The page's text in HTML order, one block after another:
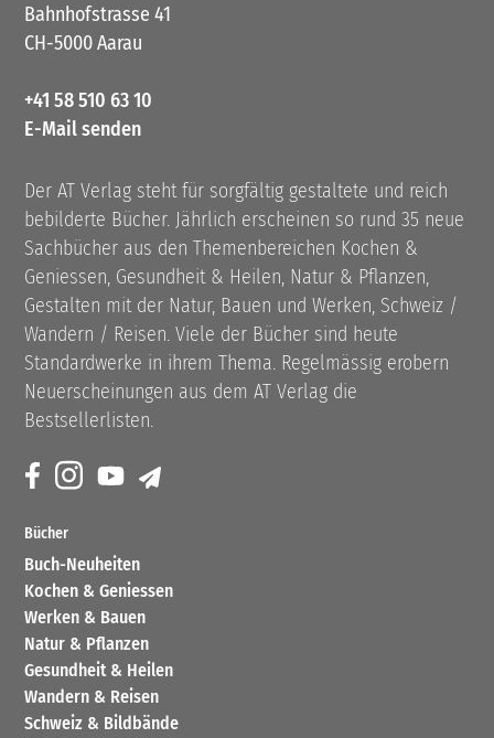
Bahnhofstrasse 41
CH-5000 Aarau
+41 58 510 63 10
E-Mail senden
Der AT Verlag steht für sorgfältig gestaltete und reich
bebilderte Bücher. Jährlich erscheinen so rund 35 neue
Sachbücher aus den Themenbereichen Kochen &
Geniessen, Gesundheit & Heilen, Natur & Pflanzen,
Gestalten mit der Natur, Bauen und Werken, Schweiz /
Wandern / Reisen. Viele der Bücher sind heute
Standardwerke in ihrem Thema. Regelmässig erobern
Neuerscheinungen aus dem AT Verlag die
Bestsellerlisten.
Bücher
Buch-Neuheiten
Kochen & Geniessen
Werken & Bauen
Natur & Pflanzen
Gesundheit & Heilen
Wandern & Reisen
Schweiz & Bildbände